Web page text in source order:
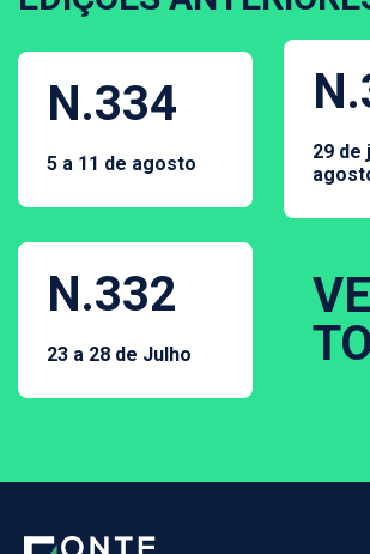
N.334
5 a 11 de agosto
29 de
N.332
23 a 28 de Julho